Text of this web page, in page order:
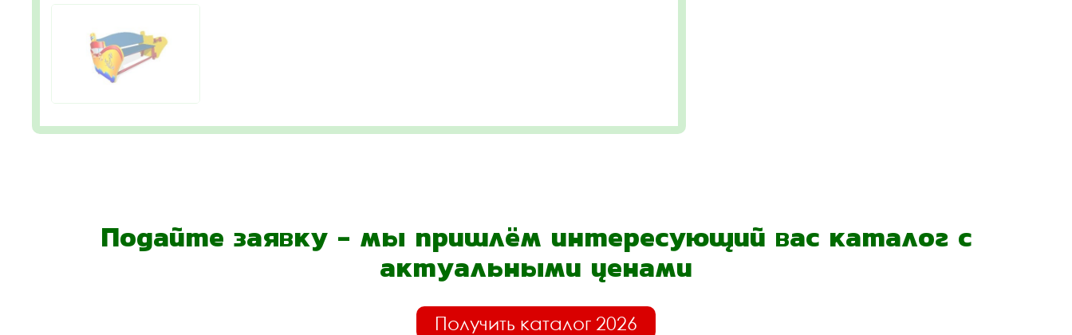
Подайте заявку - мы пришлём интересующий вас каталог с
актуальными ценами
Получить каталог 2026